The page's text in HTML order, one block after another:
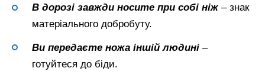
В дорозі завжди носите при собі ніж – знак
матеріального добробуту.
Ви передаєте ножа іншій людині –
готуйтеся до біди.